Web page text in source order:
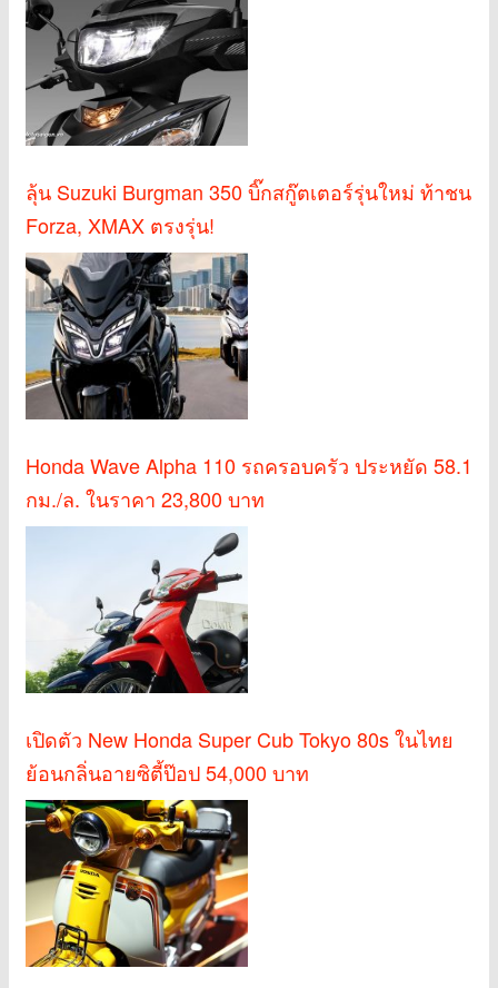
ลุ้น Suzuki Burgman 350 บิ๊กสกู๊ตเตอร์รุ่นใหม่ ท้าชน
Forza, XMAX ตรงรุ่น!
Honda Wave Alpha 110 รถครอบครัว ประหยัด 58.1
กม./ล. ในราคา 23,800 บาท
เปิดตัว New Honda Super Cub Tokyo 80s ในไทย
ย้อนกลิ่นอายซิตี้ป๊อป 54,000 บาท